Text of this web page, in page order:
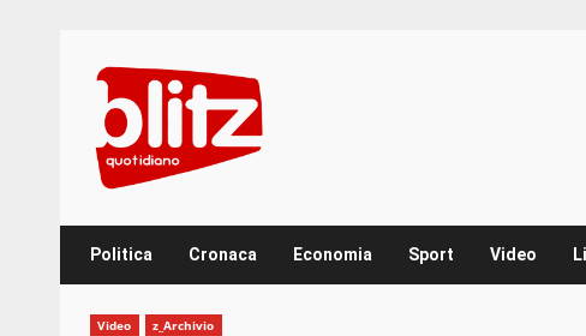
content
Politica Cronaca Economia Sport Video
Video z_Archivio